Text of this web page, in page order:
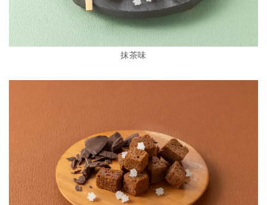
抹茶味